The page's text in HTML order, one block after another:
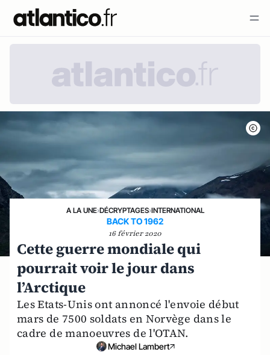
A LA UNE›DÉCRYPTAGES›INTERNATIONAL
BACK TO 1962
16 février 2020
Cette guerre mondiale qui
pourrait voir le jour dans
l’Arctique
Les Etats-Unis ont annoncé l'envoie début
mars de 7500 soldats en Norvège dans le
cadre de manoeuvres de l'OTAN.
Michael Lambert